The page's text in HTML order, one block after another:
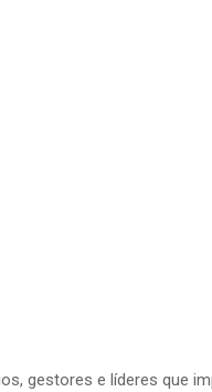
gestores e líderes que